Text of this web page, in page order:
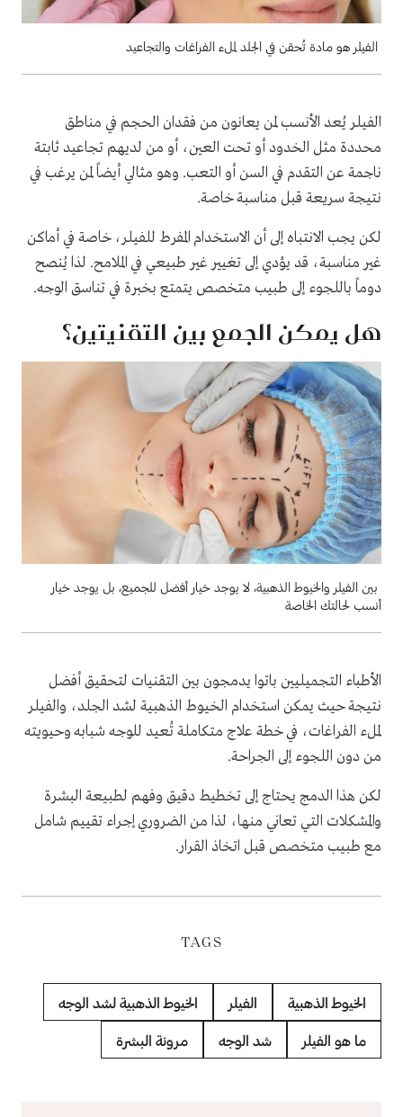
الفيلر هو مادة تُحقن في الجلد لملء الفراغات والتجاعيد
الفيلر يُعد الأنسب لمن يعانون من فقدان الحجم في مناطق
محددة مثل الخدود أو تحت العين، أو من لديهم تجاعيد ثابتة
ناجمة عن التقدم في السن أو التعب. وهو مثالي أيضاً لمن يرغب في
نتيجة سريعة قبل مناسبة خاصة.
لكن يجب الانتباه إلى أن الاستخدام المفرط للفيلر، خاصة في أماكن
غير مناسبة، قد يؤدي إلى تغيير غير طبيعي في الملامح. لذا يُنصح
دوماً باللجوء إلى طبيب متخصص يتمتع بخبرة في تناسق الوجه.
هل يمكن الجمع بين التقنيتين؟
بين الفيلر والخيوط الذهبية، لا يوجد خيار أفضل للجميع، بل يوجد خيار
أنسب لحالتك الخاصة
الأطباء التجميليين باتوا يدمجون بين التقنيات لتحقيق أفضل
نتيجة حيث يمكن استخدام الخيوط الذهبية لشد الجلد، والفيلر
لملء الفراغات، في خطة علاج متكاملة تُعيد للوجه شبابه وحيويته
من دون اللجوء إلى الجراحة.
لكن هذا الدمج يحتاج إلى تخطيط دقيق وفهم لطبيعة البشرة
والمشكلات التي تعاني منها، لذا من الضروري إجراء تقييم شامل
مع طبيب متخصص قبل اتخاذ القرار.
TAGS
الخيوط الذهبية الفيلر الخيوط الذهبية لشد الوجه
ما هو الفيلر شد الوجه مرونة البشرة